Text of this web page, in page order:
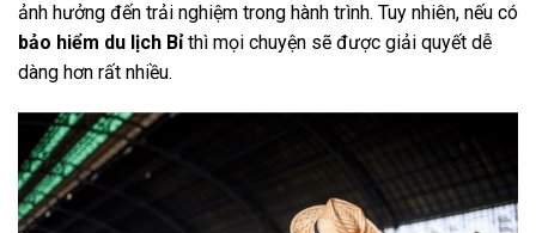
ảnh hưởng đến trải nghiệm trong hành trình. Tuy nhiên, nếu có
bảo hiểm du lịch Bỉthì mọi chuyện sẽ được giải quyết dễ
dàng hơn rất nhiều.